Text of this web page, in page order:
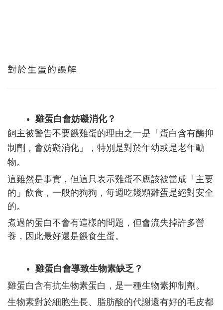
對於生蛋的誤解
雞蛋白會妨礙消化？
飼主被警告不要餵雞蛋的理由之一是「蛋白含有酶抑
制劑，會妨礙消化」，特別是對於年幼或是老年動
物。
這雖然是事實，但這只表示雞蛋不應該被當成「主要
的」飲食，一般的狗狗，每週吃幾顆雞蛋是絕對安全
的。
煮過的蛋白不會有這樣的問題，但會流失掉許多營
養，因此最好還是餵食生蛋。
雞蛋白會導致生物素缺乏？
雞蛋白含有抗生物素蛋白，是一種生物素抑制劑。
生物素對於細胞生長、脂肪酸的代謝還有好的毛皮都